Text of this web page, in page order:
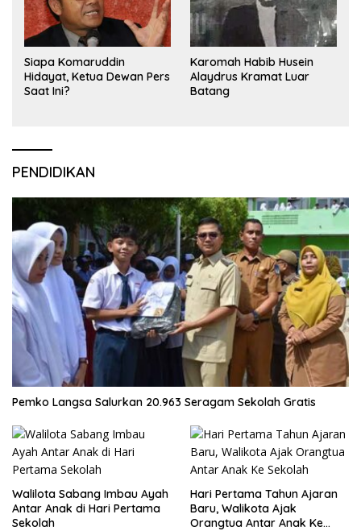
Siapa Komaruddin
Hidayat, Ketua Dewan Pers
Saat Ini?
Karomah Habib Husein
Alaydrus Kramat Luar
Batang
PENDIDIKAN
Pemko Langsa Salurkan 20.963 Seragam Sekolah Gratis
Walilota Sabang Imbau Ayah
Antar Anak di Hari Pertama
Sekolah
Hari Pertama Tahun Ajaran
Baru, Walikota Ajak
Orangtua Antar Anak Ke